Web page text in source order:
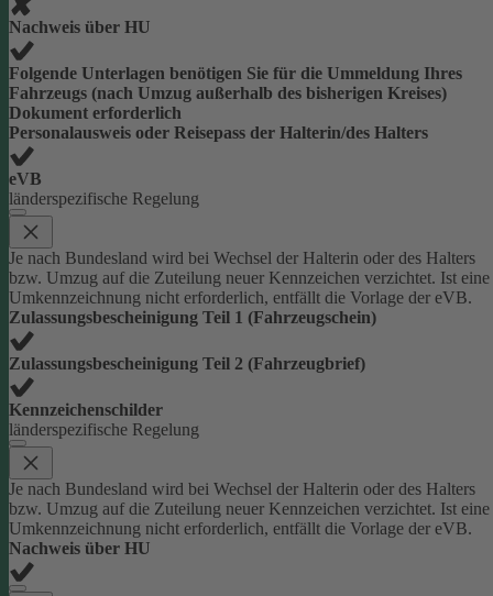
Nachweis über HU
Folgende Unterlagen benötigen Sie für die Ummeldung Ihres
Fahrzeugs (nach Umzug außerhalb des bisherigen Kreises)
Dokument erforderlich
Personalausweis oder Reisepass der Halterin/des Halters
eVB
länderspezifische Regelung
Je nach Bundesland wird bei Wechsel der Halterin oder des Halters
bzw. Umzug auf die Zuteilung neuer Kennzeichen verzichtet. Ist eine
Umkennzeichnung nicht erforderlich, entfällt die Vorlage der eVB.
Zulassungsbescheinigung Teil 1 (Fahrzeugschein)
Zulassungsbescheinigung Teil 2 (Fahrzeugbrief)
Kennzeichenschilder
länderspezifische Regelung
Je nach Bundesland wird bei Wechsel der Halterin oder des Halters
bzw. Umzug auf die Zuteilung neuer Kennzeichen verzichtet. Ist eine
Umkennzeichnung nicht erforderlich, entfällt die Vorlage der eVB.
Nachweis über HU